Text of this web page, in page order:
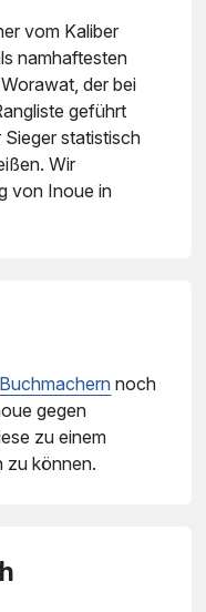
vom Kaliber
namhaftesten
der bei
geführt
statistisch
Wir
von Inoue in
Buchmachern noch
gegen
zu einem
zu können.